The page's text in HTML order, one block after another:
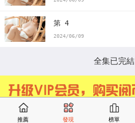
第 4
2024/06/09
全集已完結
推薦 發現 榜單